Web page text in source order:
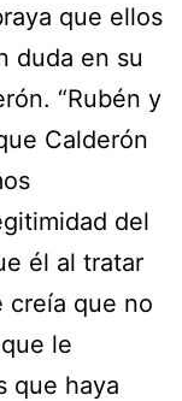
que ellos
duda en su
“Rubén y
Calderón
del
él al tratar
creía que no
le
que haya